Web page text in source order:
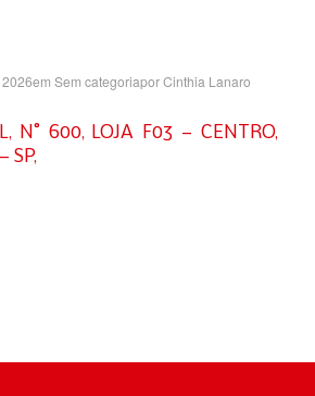
2026emSem categoriaporCinthia Lanaro
N° 600, LOJA F03 – CENTRO,
SP,